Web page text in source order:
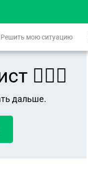
Решить мою ситуацию
👨🏻‍⚖️
дальше.